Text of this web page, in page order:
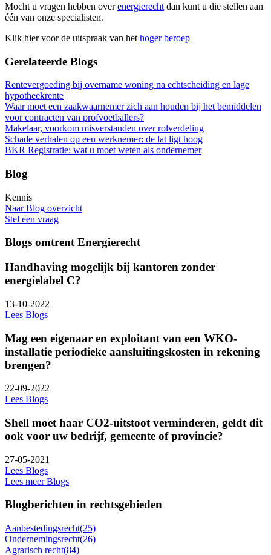
Mocht u vragen hebben overenergierecht dan kunt u die stellen aan
één van onze specialisten.
Klik hier voor de uitspraak van het hoger beroep
Gerelateerde Blogs
Rentevergoeding bij overname woning na echtscheiding en lage
hypotheekrente
Waar moet een zaakwaarnemer zich aan houden bij het bemiddelen
voor contracten van profvoetballers?
Makelaar, voorkom misverstanden over rolverdeling
Schade verhalen op een werknemer: de lat ligt hoog
BKR Registratie: wat u moet weten als ondernemer
Blog
Kennis
Naar Blog overzicht
Stel een vraag
Blogs omtrent Energierecht
Handhaving mogelijk bij kantoren zonder
energielabel C?
13-10-2022
Lees Blogs
Mag een eigenaar en exploitant van een WKO-
installatie periodieke aansluitingskosten in rekening
brengen?
22-09-2022
Lees Blogs
Shell moet haar CO2-uitstoot verminderen, geldt dit
ook voor uw bedrijf, gemeente of provincie?
27-05-2021
Lees Blogs
Lees meer Blogs
Blogberichten in rechtsgebieden
Aanbestedingsrecht(25)
Ondernemingsrecht(26)
Agrarisch recht(84)